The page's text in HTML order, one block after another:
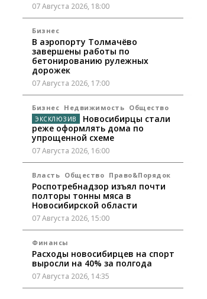
07 Августа 2026, 18:00
Бизнес
В аэропорту Толмачёво
завершены работы по
бетонированию рулежных
дорожек
07 Августа 2026, 17:00
Бизнес Недвижимость Общество
Новосибирцы стали
реже оформлять дома по
упрощенной схеме
07 Августа 2026, 16:00
Власть Общество Право&Порядок
Роспотребнадзор изъял почти
полторы тонны мяса в
Новосибирской области
07 Августа 2026, 15:00
Финансы
Расходы новосибирцев на спорт
выросли на 40% за полгода
07 Августа 2026, 14:35